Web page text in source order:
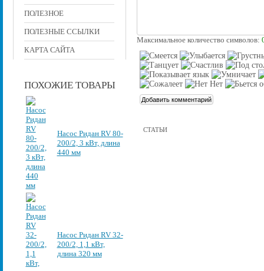
ПОЛЕЗНОЕ
ПОЛЕЗНЫЕ ССЫЛКИ
КАРТА САЙТА
ПОХОЖИЕ ТОВАРЫ
Насос Ридан RV 80-
200/2, 3 кВт, длина
440 мм
Насос Ридан RV 32-
200/2, 1,1 кВт,
длина 320 мм
Максимальное количество символов:
СТАТЬИ